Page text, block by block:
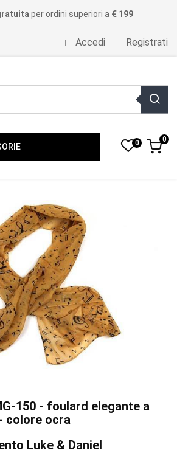
per ordini superiori a € 199
Accedi Registrati
0 0
150 - foulard elegante a
colore ocra
Luke & Daniel